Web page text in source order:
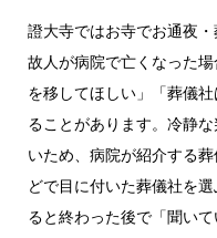
證大寺ではお寺でお通夜・
故人が病院で亡くなった
を移してほしい」「葬儀
ることがあります。冷静
いため、病院が紹介する
どで目に付いた葬儀社を
ると終わった後で「聞い